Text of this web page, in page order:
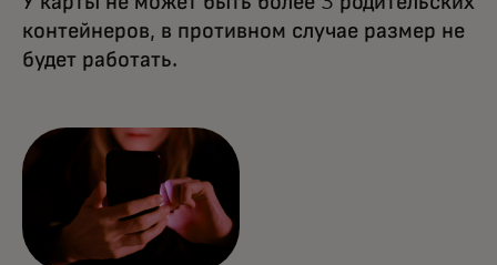
контейнеров, в противном случае размер не
будет работать.